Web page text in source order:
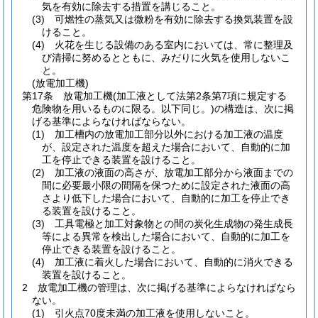
気を有効に除去する措置を講じること。
(3)
可燃性の蒸気又は微粉を有効に除去する換気装置を設
けること。
(4)
火花を生じる設備のある室内においては、常に整理及
び清掃に努めるとともに、みだりに火気を使用しないこ
と。
(放電加工機)
第17条
放電加工機(加工液として法第2条第7項に規定する
危険物を用いるものに限る。以下同じ。)の構造は、次に掲
げる基準によらなければならない。
(1)
加工槽内の放電加工部分以外における加工液の温度
が、設定された温度を超えた場合において、自動的に加
工を停止できる装置を設けること。
(2)
加工液の液面の高さが、放電加工部分から液面までの
間に必要最小限の間隔を保つために設定された液面の高
さより低下した場合において、自動的に加工を停止でき
る装置を設けること。
(3)
工具電極と加工対象物との間の炭化生成物の発生成長
等による異常を検出した場合において、自動的に加工を
停止できる装置を設けること。
(4)
加工液に着火した場合において、自動的に消火できる
装置を設けること。
2
放電加工機の管理は、次に掲げる基準によらなければなら
ない。
(1)
引火点70度未満の加工液を使用しないこと。